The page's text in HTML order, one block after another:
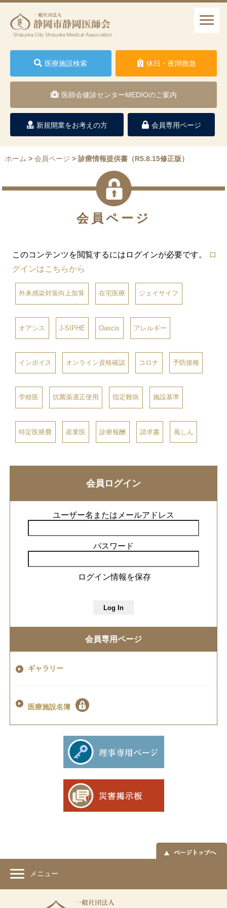
新規開業をお考えの方 会員専用ページ
医療施設検索 休日・夜間救急
医師会健診センターMEDIOのご案内
ホーム > 会員ページ > 診療情報提供書（R5.8.15修正版）
会員ページ
このコンテンツを閲覧するにはログインが必要です。
ロ
グインはこちらから
外来感染対策向上加算 在宅医療 ジェイサイフ
オアシス J-SIPHE Oascis アレルギー
インボイス オンライン資格確認 コロナ 予防接種
学校医 抗菌薬適正使用 指定難病 施設基準
特定医療費 産業医 診療報酬 請求書 風しん
会員ログイン
ユーザー名またはメールアドレス
パスワード
ログイン情報を保存
会員専用ページ
ギャラリー
医療施設名簿
メニュー